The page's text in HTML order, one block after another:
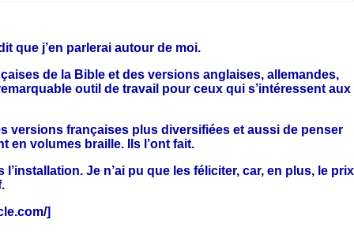
que j’en parlerai autour de moi.
de la Bible et des versions anglaises, allemandes,
outil de travail pour ceux qui s’intéressent aux
versions françaises plus diversifiées et aussi de penser
en volumes braille. Ils l’ont fait.
Je n’ai pu que les féliciter, car, en plus, le prix
]